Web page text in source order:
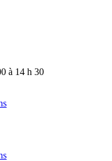
à 14 h 30